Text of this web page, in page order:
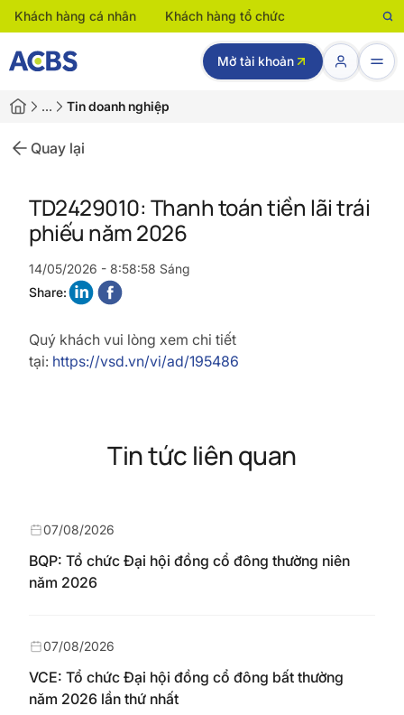
Khách hàng cá nhân Khách hàng tổ chức
Mở tài khoản
… Tin doanh nghiệp
Quay lại
TD2429010: Thanh toán tiền lãi trái
phiếu năm 2026
14/05/2026 - 8:58:58 Sáng
Share:
Quý khách vui lòng xem chi tiết
tại: https://vsd.vn/vi/ad/195486
Tin tức liên quan
BQP: Tổ chức Đại hội đồng cổ đông thường niên
năm 2026
07/08/2026
VCE: Tổ chức Đại hội đồng cổ đông bất thường
năm 2026 lần thứ nhất
07/08/2026